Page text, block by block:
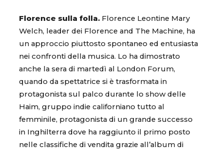
Florence sulla folla. Florence Leontine Mary
Welch, leader dei Florence and The Machine, ha
un approccio piuttosto spontaneo ed entusiasta
nei confronti della musica. Lo ha dimostrato
anche la sera di martedì al London Forum,
quando da spettatrice si è trasformata in
protagonista sul palco durante lo show delle
Haim, gruppo indie californiano tutto al
femminile, protagonista di un grande successo
in Inghilterra dove ha raggiunto il primo posto
nelle classifiche di vendita grazie all’album di